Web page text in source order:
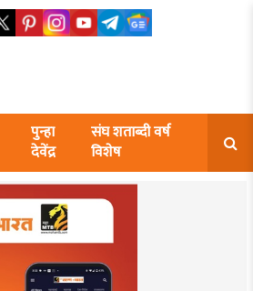
पुन्हा
देवेंद्र
संघ शताब्दी वर्ष
विशेष